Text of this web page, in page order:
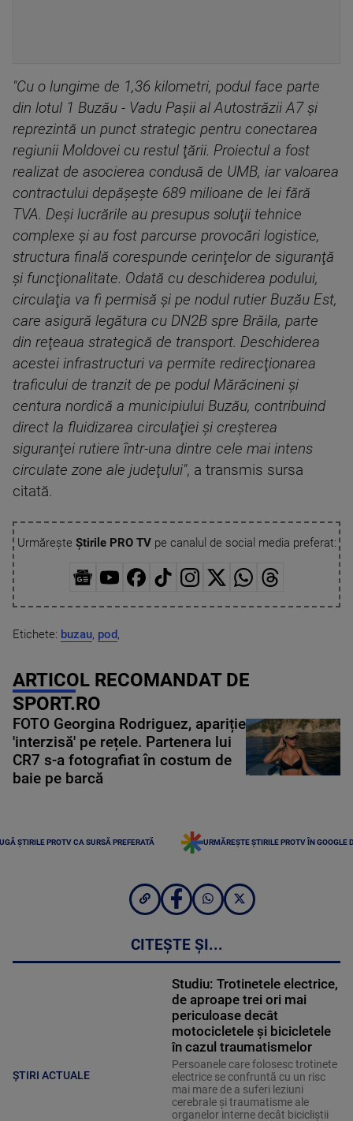
"Cu o lungime de 1,36 kilometri, podul face parte
din lotul 1 Buzău - Vadu Paşii al Autostrăzii A7 şi
reprezintă un punct strategic pentru conectarea
regiunii Moldovei cu restul ţării. Proiectul a fost
realizat de asocierea condusă de UMB, iar valoarea
contractului depăşeşte 689 milioane de lei fără
TVA. Deşi lucrările au presupus soluţii tehnice
complexe şi au fost parcurse provocări logistice,
structura finală corespunde cerinţelor de siguranţă
şi funcţionalitate. Odată cu deschiderea podului,
circulaţia va fi permisă şi pe nodul rutier Buzău Est,
care asigură legătura cu DN2B spre Brăila, parte
din reţeaua strategică de transport. Deschiderea
acestei infrastructuri va permite redirecţionarea
traficului de tranzit de pe podul Mărăcineni şi
centura nordică a municipiului Buzău, contribuind
direct la fluidizarea circulaţiei şi creşterea
siguranţei rutiere într-una dintre cele mai intens
circulate zone ale judeţului", a transmis sursa
citată.
Urmărește Știrile PRO TVpe canalul de social media preferat:
Etichete: buzau, pod,
ARTICOL RECOMANDAT DE
SPORT.RO
FOTO Georgina Rodriguez, apariție
'interzisă' pe rețele. Partenera lui
CR7 s-a fotografiat în costum de
baie pe barcă
ȘTIRILE PROTV CA SURSĂ PREFERATĂ URMĂREȘTE ȘTIRILE PROTV ÎN GOOGLE
CITEȘTE ȘI...
ȘTIRI ACTUALE
Studiu: Trotinetele electrice,
de aproape trei ori mai
periculoase decât
motocicletele și bicicletele
în cazul traumatismelor
Persoanele care folosesc trotinete
electrice se confruntă cu un risc
mai mare de a suferi leziuni
cerebrale și traumatisme ale
organelor interne decât bicicliștii